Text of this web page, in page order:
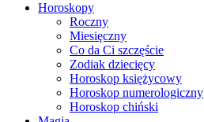
Horoskopy
Roczny
Miesięczny
Co da Ci szczęście
Zodiak dziecięcy
Horoskop księżycowy
Horoskop numerologiczny
Horoskop chiński